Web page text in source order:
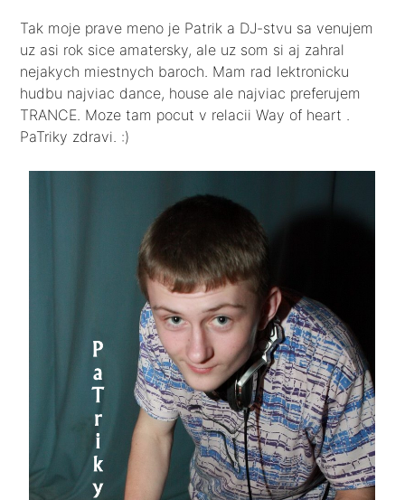
Tak moje prave meno je Patrik a DJ-stvu sa venujem
uz asi rok sice amatersky, ale uz som si aj zahral
nejakych miestnych baroch. Mam rad lektronicku
hudbu najviac dance, house ale najviac preferujem
TRANCE. Moze tam pocut v relacii Way of heart .
PaTriky zdravi. :)